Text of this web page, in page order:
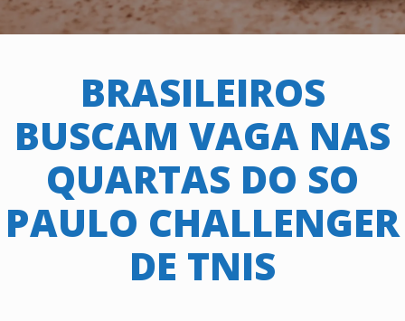
BRASILEIROS
BUSCAM VAGA NAS
QUARTAS DO SO
PAULO CHALLENGER
DE TNIS